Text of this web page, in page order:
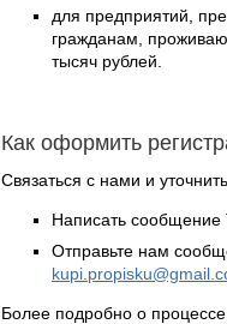
для предприятий,
гражданам,
тысяч рублей.
Как оформить
Связаться с нами и
Написать
Отправьте нам
Более подробно о